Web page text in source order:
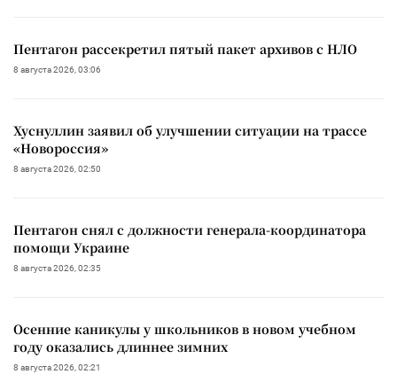
Пентагон рассекретил пятый пакет архивов с НЛО
8 августа 2026, 03:06
Хуснуллин заявил об улучшении ситуации на трассе
«Новороссия»
8 августа 2026, 02:50
Пентагон снял с должности генерала-координатора
помощи Украине
8 августа 2026, 02:35
Осенние каникулы у школьников в новом учебном
году оказались длиннее зимних
8 августа 2026, 02:21